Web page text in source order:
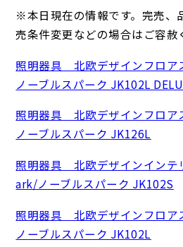
※本日現在の情報です。完売、
売条件変更などの場合はご容赦
照明器具 北欧デザインフロ
ノーブルスパーク JK102L
照明器具 北欧デザインフロ
ノーブルスパーク JK126L
照明器具 北欧デザインインテ
ark/ノーブルスパーク JK102S
照明器具 北欧デザインフロ
ノーブルスパーク JK102L